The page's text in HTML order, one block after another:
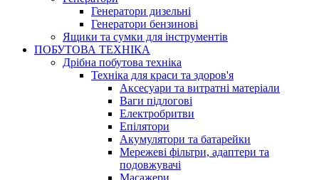
Генератори дизельні
Генератори бензинові
Ящики та сумки для інструментів
ПОБУТОВА ТЕХНІКА
Дрібна побутова техніка
Техніка для краси та здоров'я
Аксесуари та витратні матеріали
Ваги підлогові
Електробритви
Епілятори
Акумулятори та батарейки
Мережеві фільтри, адаптери та
подовжувачі
Масажери